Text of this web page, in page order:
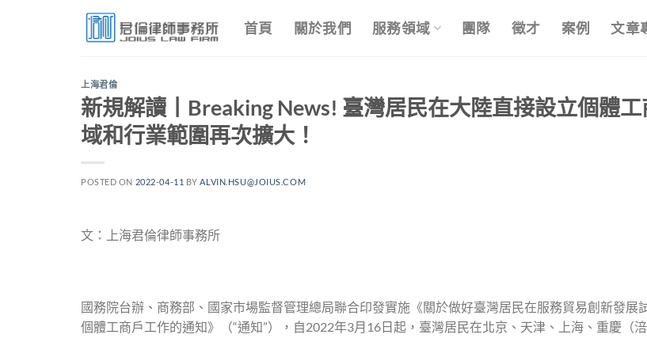
首頁 關於我們 服務領域 團隊 徵才 案例 文章
上海君倫
新規解讀丨Breaking News! 臺灣居民在大陸直接設立個體
域和行業範圍再次擴大！
POSTED ON 2022-04-11 BY ALVIN.HSU@JOIUS.COM
文：上海君倫律師事務所
國務院台辦、商務部、國家市場監督管理總局聯合印發實施《關於做好臺灣居民在服務貿易創新發展
個體工商戶工作的通知》（“通知”），自2022年3月16日起，臺灣居民在北京、天津、上海、重慶（